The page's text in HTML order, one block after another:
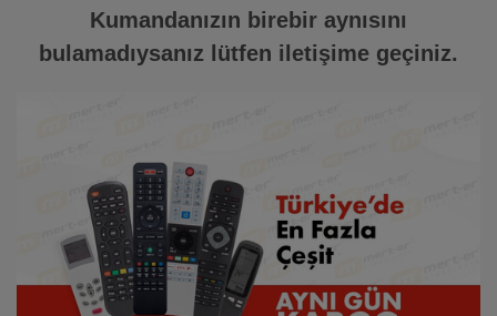
Kumandanızın birebir aynısını
bulamadıysanız lütfen iletişime geçiniz.